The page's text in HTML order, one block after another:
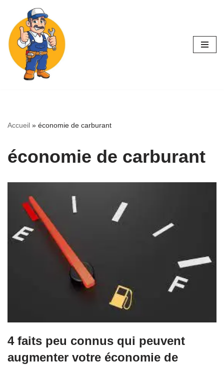
Aller
au
contenu
Accueil » économie de carburant
économie de carburant
4 faits peu connus qui peuvent
augmenter votre économie de